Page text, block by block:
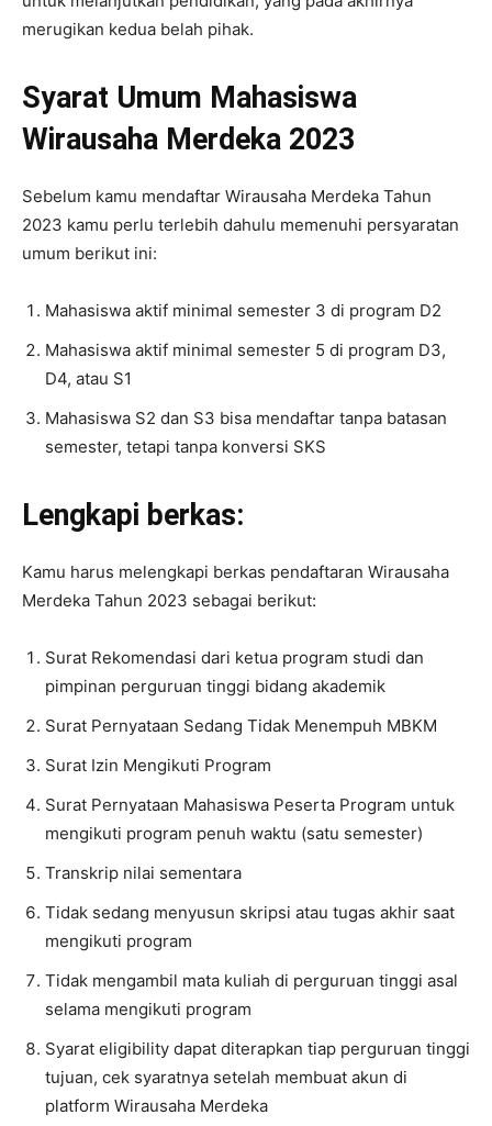
merugikan kedua belah pihak.
Syarat Umum Mahasiswa
Wirausaha Merdeka 2023
Sebelum kamu mendaftar Wirausaha Merdeka Tahun
2023 kamu perlu terlebih dahulu memenuhi persyaratan
umum berikut ini:
Mahasiswa aktif minimal semester 3 di program D2
Mahasiswa aktif minimal semester 5 di program D3,
D4, atau S1
Mahasiswa S2 dan S3 bisa mendaftar tanpa batasan
semester, tetapi tanpa konversi SKS
Lengkapi berkas:
Kamu harus melengkapi berkas pendaftaran Wirausaha
Merdeka Tahun 2023 sebagai berikut:
Surat Rekomendasi dari ketua program studi dan
pimpinan perguruan tinggi bidang akademik
Surat Pernyataan Sedang Tidak Menempuh MBKM
Surat Izin Mengikuti Program
Surat Pernyataan Mahasiswa Peserta Program untuk
mengikuti program penuh waktu (satu semester)
Transkrip nilai sementara
Tidak sedang menyusun skripsi atau tugas akhir saat
mengikuti program
Tidak mengambil mata kuliah di perguruan tinggi asal
selama mengikuti program
Syarat eligibility dapat diterapkan tiap perguruan tinggi
tujuan, cek syaratnya setelah membuat akun di
platform Wirausaha Merdeka